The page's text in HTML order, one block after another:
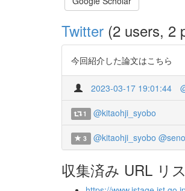
Twitter (2 users, 2
今回紹介した論文はこちら
2023-03-17 19:01:44
1 @kitaohji_syobo
3 @kitaohji_syobo
収集済み URL リ